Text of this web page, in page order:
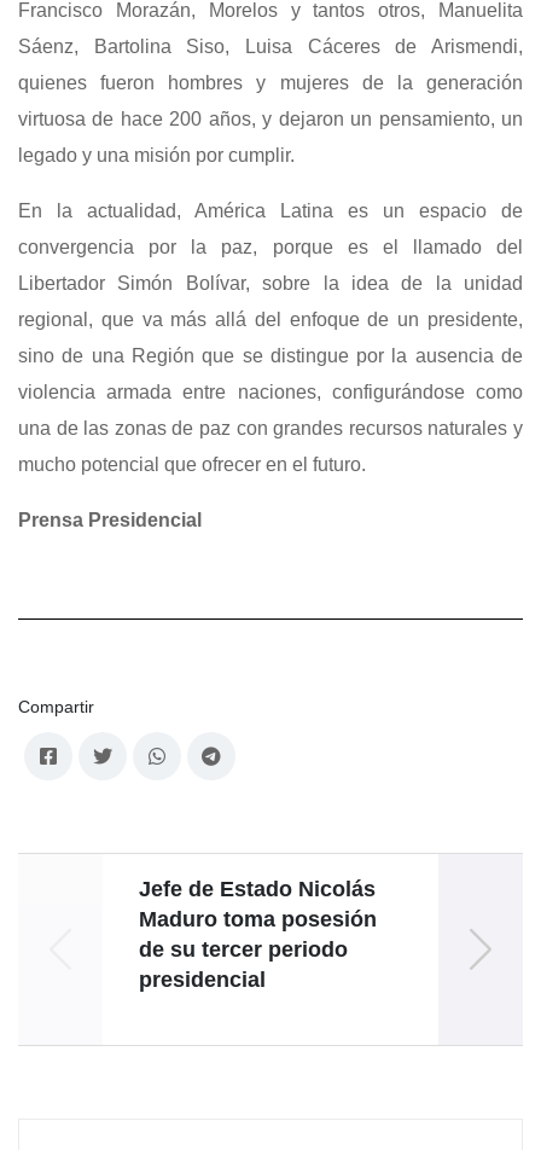
Francisco Morazán, Morelos y tantos otros, Manuelita
Sáenz, Bartolina Siso, Luisa Cáceres de Arismendi,
quienes fueron hombres y mujeres de la generación
virtuosa de hace 200 años, y dejaron un pensamiento, un
legado y una misión por cumplir.
En la actualidad, América Latina es un espacio de
convergencia por la paz, porque es el llamado del
Libertador Simón Bolívar, sobre la idea de la unidad
regional, que va más allá del enfoque de un presidente,
sino de una Región que se distingue por la ausencia de
violencia armada entre naciones, configurándose como
una de las zonas de paz con grandes recursos naturales y
mucho potencial que ofrecer en el futuro.
Prensa Presidencial
Compartir
Jefe de Estado Nicolás
Maduro toma posesión
de su tercer periodo
presidencial